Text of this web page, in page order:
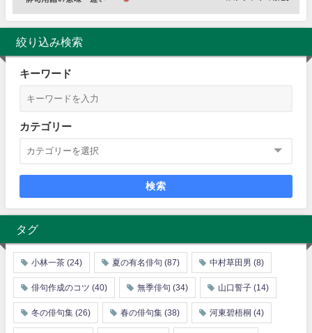
絞り込み検索
キーワード
カテゴリー
検索
タグ
小林一茶 (24) 夏の有名俳句 (87) 中村草田男 (8)
俳句作成のコツ (40) 無季俳句 (34) 山口誓子 (14)
冬の俳句集 (26) 春の俳句集 (38) 河東碧梧桐 (4)